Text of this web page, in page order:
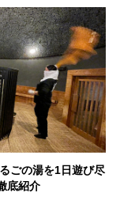
ごの湯を1日遊び尽
底紹介